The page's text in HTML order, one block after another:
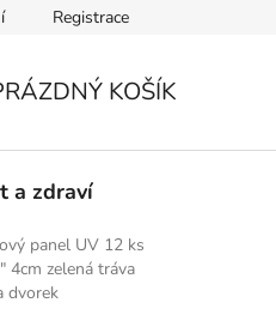
Registrace
KOŠÍK
a zdraví
panel UV 12 ks
4cm zelená tráva
dvorek